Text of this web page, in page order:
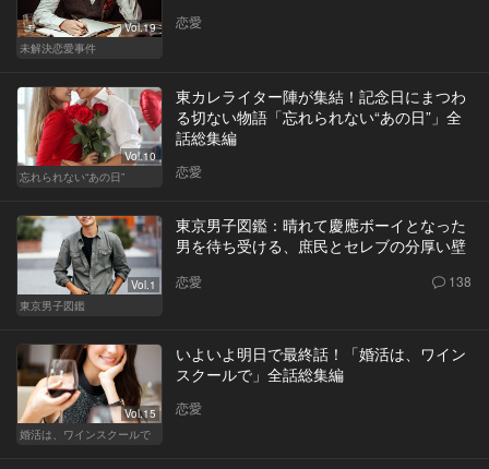
Vol.19
未解決恋愛事件
恋愛
Vol.10
忘れられない“あの日”
東カレライター陣が集結！記念日にまつわ
る切ない物語「忘れられない“あの日”」全
話総集編
恋愛
Vol.1
東京男子図鑑
東京男子図鑑：晴れて慶應ボーイとなった
男を待ち受ける、庶民とセレブの分厚い壁
恋愛 138
Vol.15
婚活は、ワインスクールで
いよいよ明日で最終話！「婚活は、ワイン
スクールで」全話総集編
恋愛